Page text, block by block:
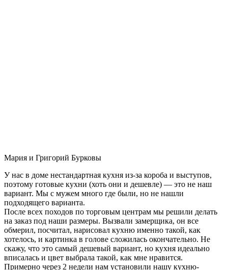
Мария и Григорий Бурковы
У нас в доме нестандартная кухня из-за короба и выступов,
поэтому готовые кухни (хоть они и дешевле) — это не наш
вариант. Мы с мужем много где были, но не нашли
подходящего варианта.
После всех походов по торговым центрам мы решили делать
на заказ под наши размеры. Вызвали замерщика, он все
обмерил, посчитал, нарисовал кухню именно такой, как
хотелось, и картинка в голове сложилась окончательно. Не
скажу, что это самый дешевый вариант, но кухня идеально
вписалась и цвет выбрала такой, как мне нравится.
Примерно через 2 недели нам установили нашу кухню-